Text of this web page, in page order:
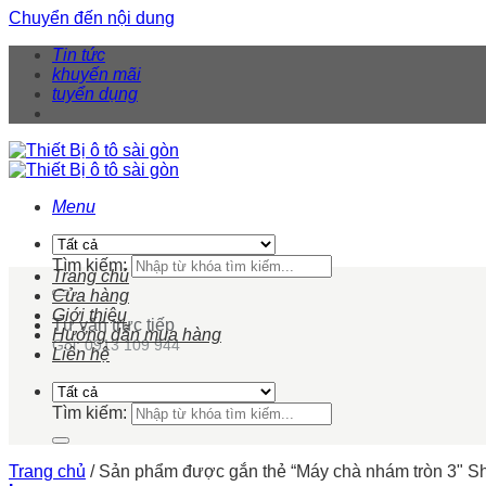
Chuyển đến nội dung
Tin tức
khuyến mãi
tuyển dụng
Menu
Tìm kiếm:
Tư vấn trực tiếp
Gọi: 0913 109 944
Trang chủ
Cửa hàng
Giới thiệu
Hướng dẫn mua hàng
Liên hệ
Tìm kiếm:
Trang chủ /Sản phẩm được gắn thẻ “Máy chà nhám tròn 3"